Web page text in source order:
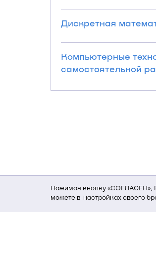
Нажимая кнопку «СОГЛАСЕН»,
можете в настройках своего
Дискретная
Компьютерные
самостоятельной